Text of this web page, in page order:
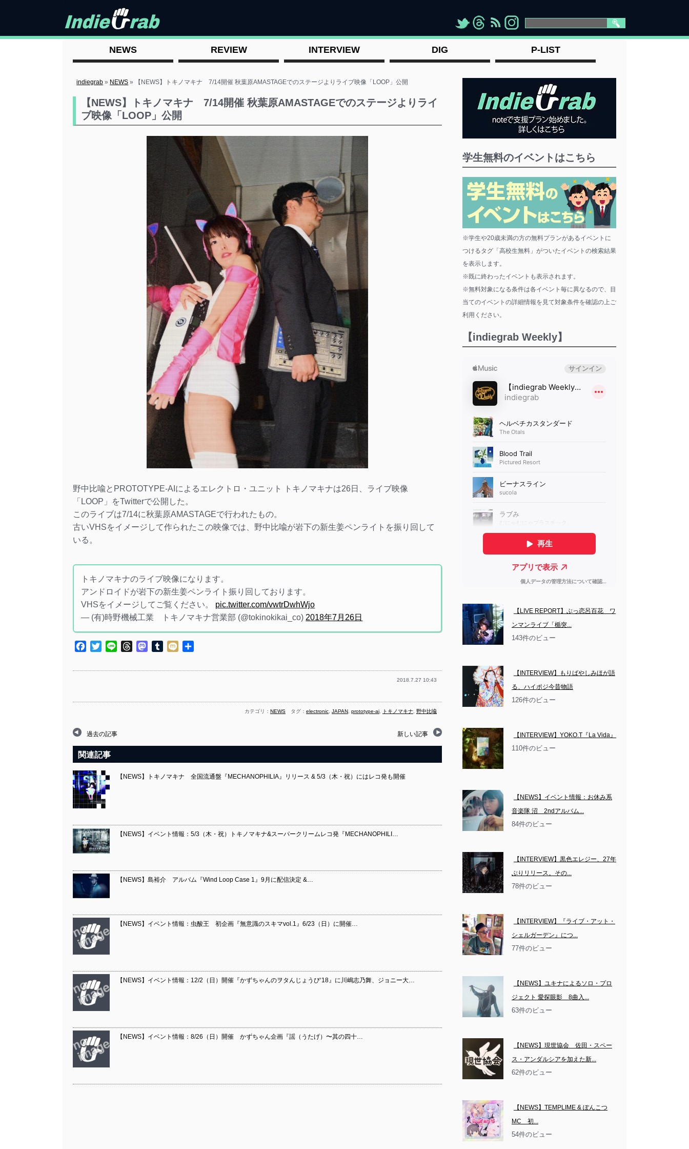
"> "> "> " >
NEWS REVIEW INTERVIEW DIG P-LIST
indiegrab » NEWS » 【NEWS】トキノマキナ 7/14開催 秋葉原AMASTAGEでのステージよりライブ映像「LOOP」公開
【NEWS】トキノマキナ 7/14開催 秋葉原AMASTAGEでのステージよりライ
ブ映像「LOOP」公開
野中比喩とPROTOTYPE-AIによるエレクトロ・ユニット トキノマキナは26日、ライブ映像
「LOOP」をTwitterで公開した。
このライブは7/14に秋葉原AMASTAGEで行われたもの。
古いVHSをイメージして作られたこの映像では、野中比喩が岩下の新生姜ペンライトを振り回して
いる。
トキノマキナのライブ映像になります。
アンドロイドが岩下の新生姜ペンライト振り回しております。
VHSをイメージしてご覧ください。 pic.twitter.com/vwtrDwhWjo
— (有)時野機械工業 トキノマキナ営業部 (@tokinokikai_co) 2018年7月26日
Facebook
TwitterLine ThreadsMastodon
TumblrMixi
2018.7.27 10:43
カテゴリ： NEWS タグ： electronic JAPAN prototype-ai トキノマキナ 野中比喩
過去の記事 新しい記事
関連記事
【NEWS】トキノマキナ 全国流通盤『MECHANOPHILIA』リリース & 5/3（木・祝）にはレコ発も開催
【NEWS】イベント情報：5/3（木・祝）トキノマキナ&スーパークリームレコ発『MECHANOPHILI…
【NEWS】島裕介 アルバム『Wind Loop Case 1』9月に配信決定 &…
【NEWS】イベント情報：虫酸王 初企画『無意識のスキマvol.1』6/23（日）に開催…
【NEWS】イベント情報：12/2（日）開催『かずちゃんのヲタんじょうび‘18』に川嶋志乃舞、ジョニー大…
【NEWS】イベント情報：8/26（日）開催 かずちゃん企画『謡（うたげ）〜其の四十…
学生無料のイベントはこちら
※学生や20歳未満の方の無料プランがあるイベントに
つけるタグ「高校生無料」がついたイベントの検索結果
を表示します。
※既に終わったイベントも表示されます。
※無料対象になる条件は各イベント毎に異なるので、目
当てのイベントの詳細情報を見て対象条件を確認の上ご
利用ください。
【indiegrab Weekly】
【LIVE REPORT】ぶっ恋呂百花　ワ
ンマンライブ「楯突...
143件のビュー
【INTERVIEW】もりばやしみほが語
る、ハイポジ今昔物語
126件のビュー
【INTERVIEW】YOKO.T『La Vida』
110件のビュー
【NEWS】イベント情報：お休み系
音楽隊 沼　2ndアルバム...
84件のビュー
【INTERVIEW】黒色エレジー、27年
ぶりリリース。その...
78件のビュー
【INTERVIEW】『ライブ・アット・
シェルガーデン』につ...
77件のビュー
【NEWS】ユキナによるソロ・プロ
ジェクト 愛探眼影　8曲入...
63件のビュー
【NEWS】現世協会　佐田・スペー
ス・アンダルシアを加えた新...
62件のビュー
【NEWS】TEMPLIME & ぽんこつ
MC　初...
54件のビュー